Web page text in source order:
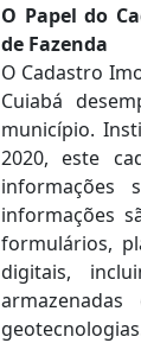
O Papel do
de Fazenda
O Cadastro
Cuiabá
município.
2020, este
informações
informações
formulários,
digitais,